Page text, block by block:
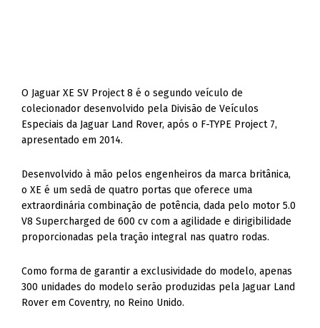
O Jaguar XE SV Project 8 é o segundo veículo de
colecionador desenvolvido pela Divisão de Veículos
Especiais da Jaguar Land Rover, após o F-TYPE Project 7,
apresentado em 2014.
Desenvolvido à mão pelos engenheiros da marca britânica,
o XE é um sedã de quatro portas que oferece uma
extraordinária combinação de potência, dada pelo motor 5.0
V8 Supercharged de 600 cv com a agilidade e dirigibilidade
proporcionadas pela tração integral nas quatro rodas.
Como forma de garantir a exclusividade do modelo, apenas
300 unidades do modelo serão produzidas pela Jaguar Land
Rover em Coventry, no Reino Unido.